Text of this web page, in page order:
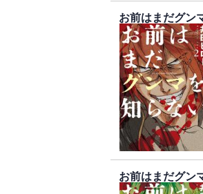
お前はまだグ
お前はまだグ